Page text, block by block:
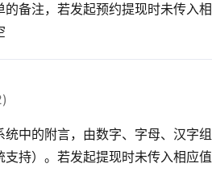
的备注，若发起预约提现时未传入相
统中的附言，由数字、字母、汉字组
持）。若发起提现时未传入相应值